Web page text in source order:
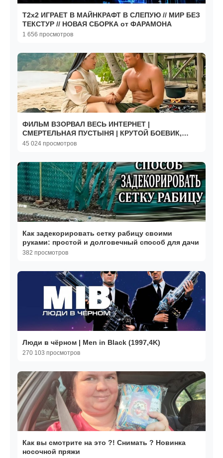
Т2х2 ИГРАЕТ В МАЙНКРАФТ В СЛЕПУЮ // МИР БЕЗ
ТЕКСТУР // НОВАЯ СБОРКА от ФАРАМОНА
1 656 просмотров
ФИЛЬМ ВЗОРВАЛ ВЕСЬ ИНТЕРНЕТ |
СМЕРТЕЛЬНАЯ ПУСТЫНЯ | КРУТОЙ БОЕВИК,
СВЕЖИЕ ФИЛЬМЫ
45 024 просмотров
Как задекорировать сетку рабицу своими
руками: простой и долговечный способ для дачи
382 просмотров
Люди в чёрном | Men in Black (1997,4K)
270 103 просмотров
Как вы смотрите на это ?! Снимать ? Новинка
носочной пряжи